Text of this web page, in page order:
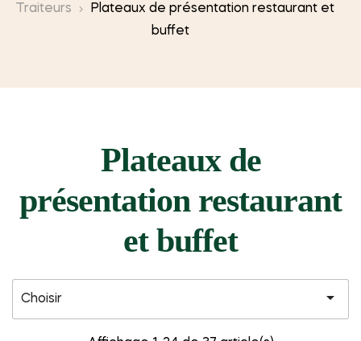
Traiteurs
Plateaux de présentation restaurant et
buffet
Plateaux de
présentation restaurant
et buffet
Choisir 